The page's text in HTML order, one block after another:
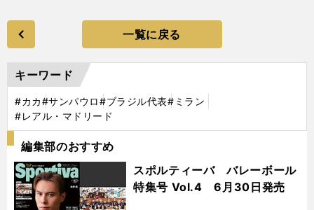
一覧に戻る
キーワード
#カカ#サンパウロ#ブラジル代表#ミラン
#レアル・マドリード
編集部のおすすめ
スポルティーバ バレーボール
特集号 Vol.4 6月30日発売